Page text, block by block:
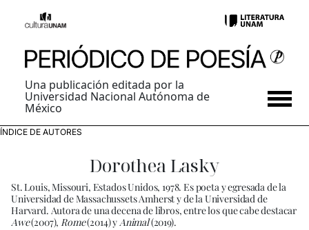
Una publicación editada por la
Universidad Nacional Autónoma de
México
ÍNDICE DE AUTORES
Dorothea Lasky
St. Louis, Missouri, Estados Unidos, 1978. Es poeta y egresada de la
Universidad de Massachussets Amherst y de la Universidad de
Harvard. Autora de una decena de libros, entre los que cabe destacar
Awe(2007),Rome(2014) yAnimal(2019).